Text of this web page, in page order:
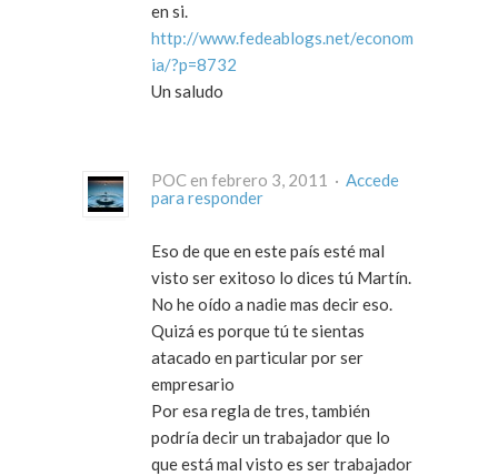
en si.
http://www.fedeablogs.net/econom
ia/?p=8732
Un saludo
POC en febrero 3, 2011 · Accede
para responder
Eso de que en este país esté mal
visto ser exitoso lo dices tú Martín.
No he oído a nadie mas decir eso.
Quizá es porque tú te sientas
atacado en particular por ser
empresario
Por esa regla de tres, también
podría decir un trabajador que lo
que está mal visto es ser trabajador